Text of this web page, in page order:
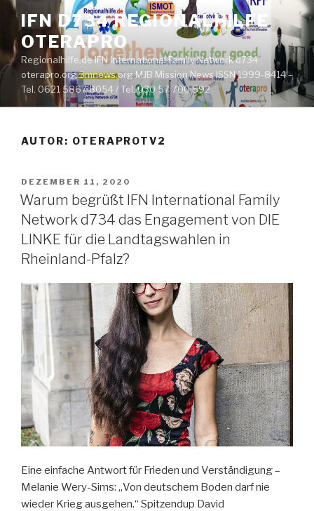
Zum
Inhalt
springen
IFN D734 REGIONALHILFE
OTERAPRO
Regionalhilfe.de IFN International Family Network d734
oterapro.org 3mnews.org MJB Mission News ISSN 1999-8414 –
Tel. 0621 5867 8054 / Tel. 030 57 700 592
AUTOR: OTERAPROTV2
VERÖFFENTLICHT
AM
DEZEMBER 11, 2020
Warum begrüßt IFN International Family
Network d734 das Engagement von DIE
LINKE für die Landtagswahlen in
Rheinland-Pfalz?
Eine einfache Antwort für Frieden und Verständigung –
Melanie Wery-Sims: „Von deutschem Boden darf nie
wieder Krieg ausgehen.“ Spitzendup David